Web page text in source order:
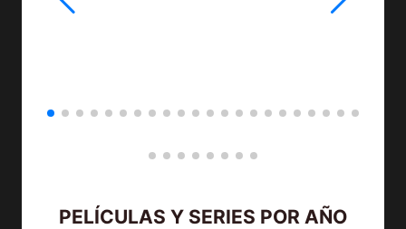
PELÍCULAS Y SERIES POR AÑO